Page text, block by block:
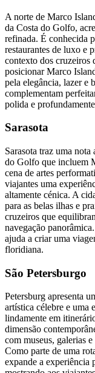
A norte de Marco
da Costa do Golfo,
refinada. É conhecida
restaurantes de luxo e
contexto dos cruzeiros
posicionar Marco
pela elegância, lazer e
complementam
polida e
Sarasota
Sarasota traz uma
do Golfo que incluem
cena de artes
viajantes uma
altamente cénica. A
para as belas ilhas e
cruzeiros que
navegação
ajuda a criar uma
floridiana.
São Petersburgo
Petersburg apresenta
artística célebre e uma
lindamente em
dimensão
com museus, galerias
Como parte de uma
expande a experiência